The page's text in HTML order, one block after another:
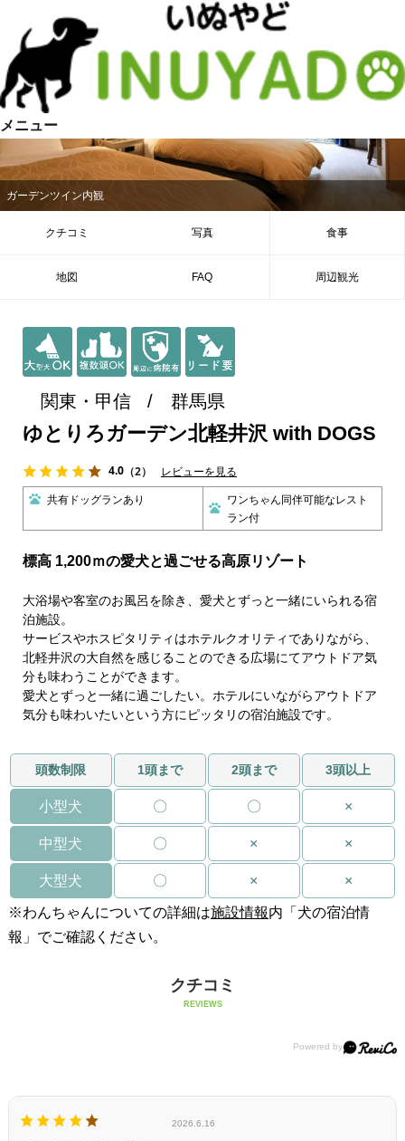
メニュー
ガーデンツイン内観
クチコミ 写真 食事
地図 FAQ 周辺観光
関東・甲信 群馬県
ゆとりろガーデン北軽井沢 with DOGS
4.0 （2） レビューを見る
共有ドッグランあり
ワンちゃん同伴可能なレスト
ラン付
標高 1,200ｍの愛犬と過ごせる高原リゾート
大浴場や客室のお風呂を除き、愛犬とずっと一緒にいられる宿
泊施設。
サービスやホスピタリティはホテルクオリティでありながら、
北軽井沢の大自然を感じることのできる広場にてアウトドア気
分も味わうことができます。
愛犬とずっと一緒に過ごしたい。ホテルにいながらアウトドア
気分も味わいたいという方にピッタリの宿泊施設です。
頭数制限 1頭まで 2頭まで 3頭以上
小型犬 〇 〇 ×
中型犬 〇 × ×
大型犬 〇 × ×
※わんちゃんについての詳細は施設情報内「犬の宿泊情
報」でご確認ください。
クチコミ
REVIEWS
2026.6.16